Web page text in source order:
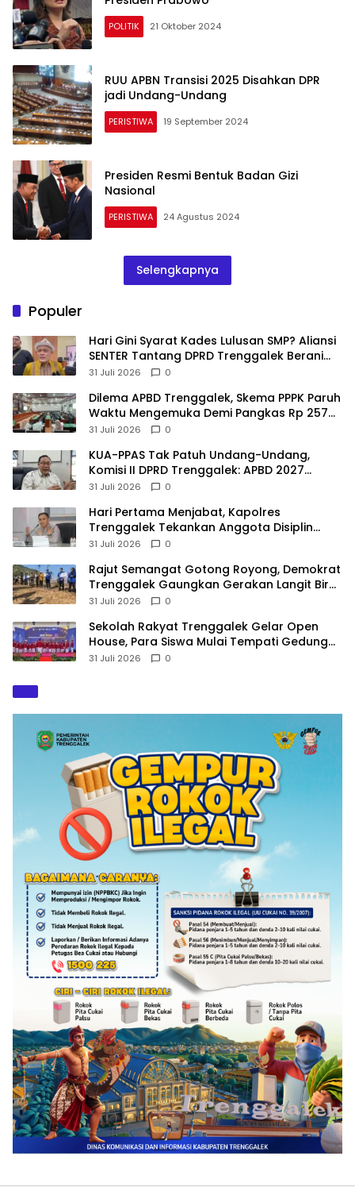
POLITIK 21 Oktober 2024
RUU APBN Transisi 2025 Disahkan DPR
jadi Undang-Undang
PERISTIWA 19 September 2024
Presiden Resmi Bentuk Badan Gizi
Nasional
PERISTIWA 24 Agustus 2024
Selengkapnya
Populer
Hari Gini Syarat Kades Lulusan SMP? Aliansi
SENTER Tantang DPRD Trenggalek Berani
Gunakan Open Legal Policy!
31 Juli 2026 0
Dilema APBD Trenggalek, Skema PPPK Paruh
Waktu Mengemuka Demi Pangkas Rp 257
Miliar
31 Juli 2026 0
KUA-PPAS Tak Patuh Undang-Undang,
Komisi II DPRD Trenggalek: APBD 2027
Terancam Sanksi
31 Juli 2026 0
Hari Pertama Menjabat, Kapolres
Trenggalek Tekankan Anggota Disiplin
Hindari Pelanggaran
31 Juli 2026 0
​Rajut Semangat Gotong Royong, Demokrat
Trenggalek Gaungkan Gerakan Langit Biru
di Pantai Konang
31 Juli 2026 0
Sekolah Rakyat Trenggalek Gelar Open
House, Para Siswa Mulai Tempati Gedung
Baru
31 Juli 2026 0